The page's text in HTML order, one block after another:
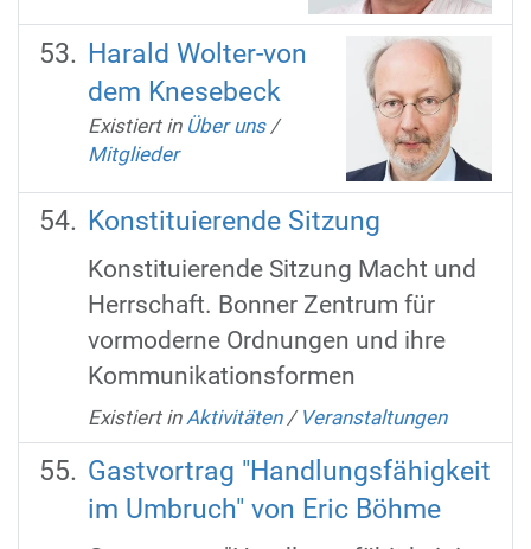
Harald Wolter-von
dem Knesebeck
Existiert in Über uns /
Mitglieder
Konstituierende Sitzung
Konstituierende Sitzung Macht und
Herrschaft. Bonner Zentrum für
vormoderne Ordnungen und ihre
Kommunikationsformen
Existiert in Aktivitäten / Veranstaltungen
Gastvortrag "Handlungsfähigkeit
im Umbruch" von Eric Böhme